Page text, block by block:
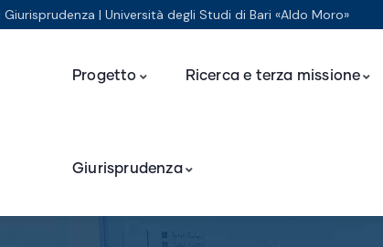
| Università degli Studi di Bari «Aldo Moro»
Progetto Ricerca e terza missione
Giurisprudenza